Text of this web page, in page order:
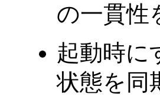
の一貫性
起動時に
状態を同